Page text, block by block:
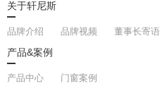
关于轩尼斯
品牌介绍 品牌视频 董事长寄语
产品&案例
产品中心
门窗案例